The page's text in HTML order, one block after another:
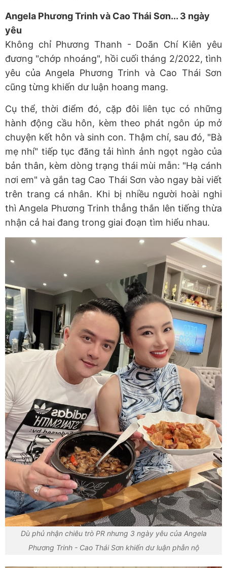
Angela Phương Trinh và Cao Thái Sơn... 3 ngày
yêu
Không chỉ Phương Thanh - Doãn Chí Kiên yêu
đương "chớp nhoáng", hồi cuối tháng 2/2022, tình
yêu của Angela Phương Trinh và Cao Thái Sơn
cũng từng khiến dư luận hoang mang.
Cụ thể, thời điểm đó, cặp đôi liên tục có những
hành động cầu hôn, kèm theo phát ngôn úp mở
chuyện kết hôn và sinh con. Thậm chí, sau đó, "Bà
mẹ nhí" tiếp tục đăng tải hình ảnh ngọt ngào của
bản thân, kèm dòng trạng thái mùi mẫn: "Hạ cánh
nơi em" và gắn tag Cao Thái Sơn vào ngay bài viết
trên trang cá nhân. Khi bị nhiều người hoài nghi
thì Angela Phương Trinh thẳng thắn lên tiếng thừa
nhận cả hai đang trong giai đoạn tìm hiểu nhau.
Dù phủ nhận chiêu trò PR nhưng 3 ngày yêu của Angela
Phương Trinh - Cao Thái Sơn khiến dư luận phẫn nộ